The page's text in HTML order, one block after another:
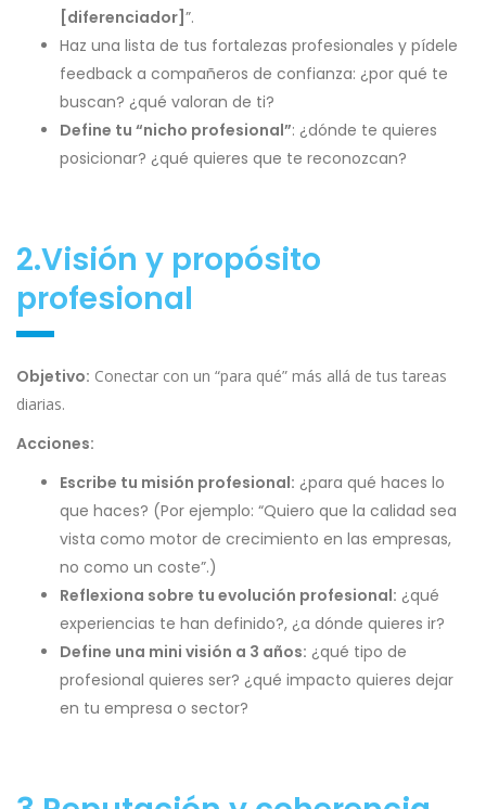
[diferenciador] ”.
Haz una lista de tus fortalezas profesionales y pídele
feedback a compañeros de confianza: ¿por qué te
buscan? ¿qué valoran de ti?
Define tu “nicho profesional”: ¿dónde te quieres
posicionar? ¿qué quieres que te reconozcan?
2.Visión y propósito
profesional
Objetivo: Conectar con un “para qué” más allá de tus tareas
diarias.
Acciones:
Escribe tu misión profesional: ¿para qué haces lo
que haces? (Por ejemplo: “Quiero que la calidad sea
vista como motor de crecimiento en las empresas,
no como un coste”.)
Reflexiona sobre tu evolución profesional: ¿qué
experiencias te han definido?, ¿a dónde quieres ir?
Define una mini visión a 3 años: ¿qué tipo de
profesional quieres ser? ¿qué impacto quieres dejar
en tu empresa o sector?